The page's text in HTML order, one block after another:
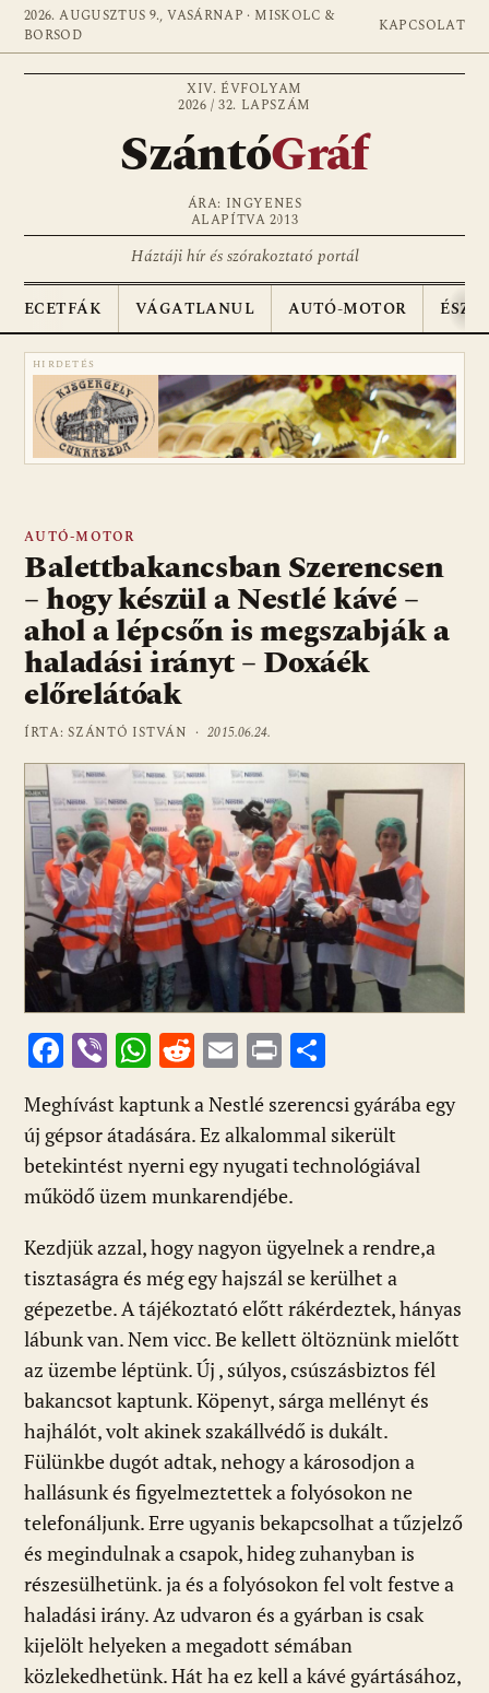
2026. AUGUSZTUS 9., VASÁRNAP · MISKOLC &
BORSOD
KAPCSOLAT
XIV. ÉVFOLYAM
2026 / 32. LAPSZÁM
SzántóGráf
ÁRA: INGYENES
ALAPÍTVA 2013
Háztáji hír és szórakoztató portál
ECETFÁK VÁGATLANUL AUTÓ-MOTOR
HIRDETÉS
AUTÓ-MOTOR
Balettbakancsban Szerencsen
– hogy készül a Nestlé kávé –
ahol a lépcsőn is megszabják a
haladási irányt – Doxáék
előrelátóak
ÍRTA: SZÁNTÓ ISTVÁN ·2015.06.24.
F
ac
e
b
o
k
Vi
b
er
W
at
s
A
p
R
e
d
di
t
E
m
ai
l
Pr
t
ss
za
m
Meghívást kaptunk a Nestlé szerencsi gyárába egy
új gépsor átadására. Ez alkalommal sikerült
betekintést nyerni egy nyugati technológiával
működő üzem munkarendjébe.
Kezdjük azzal, hogy nagyon ügyelnek a rendre,a
tisztaságra és még egy hajszál se kerülhet a
gépezetbe. A tájékoztató előtt rákérdeztek, hányas
lábunk van. Nem vicc. Be kellett öltöznünk mielőtt
az üzembe léptünk. Új , súlyos, csúszásbiztos fél
bakancsot kaptunk. Köpenyt, sárga mellényt és
hajhálót, volt akinek szakállvédő is dukált.
Fülünkbe dugót adtak, nehogy a károsodjon a
hallásunk és figyelmeztettek a folyósokon ne
telefonáljunk. Erre ugyanis bekapcsolhat a tűzjelző
és megindulnak a csapok, hideg zuhanyban is
részesülhetünk. ja és a folyósokon fel volt festve a
haladási irány. Az udvaron és a gyárban is csak
kijelölt helyeken a megadott sémában
közlekedhetünk. Hát ha ez kell a kávé gyártásához,